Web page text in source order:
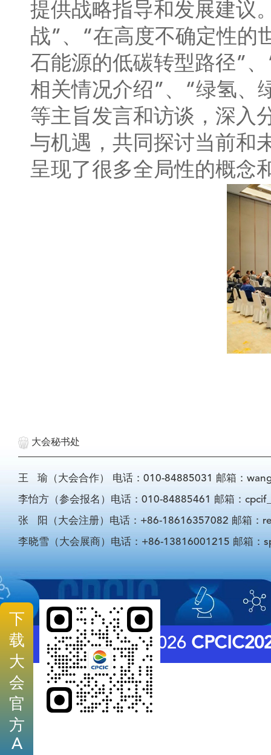
下
载
大
会
官
方
A
提供战略指导和发展建议
战”、“在高度不确定性的
石能源的低碳转型路径”
相关情况介绍”、“绿氢、
等主旨发言和访谈，深入
与机遇，共同探讨当前和
呈现了很多全局性的概念
大会秘书处
王 瑜（大会合作） 电话：010-84885031 邮箱：
李怡方（参会报名）电话：010-84885461 邮箱：
张 阳（大会注册）电话：+86-18616357082 邮箱：
李晓雪（大会展商）电话：+86-13816001215 邮箱：
© 2026